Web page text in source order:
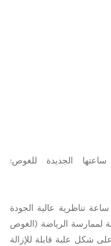
ساعتها الجديدة للغوص:
تناظرية عالية الجودة
لممارسة الرياضة (الغوص
شكل علبة قابلة للإزالة